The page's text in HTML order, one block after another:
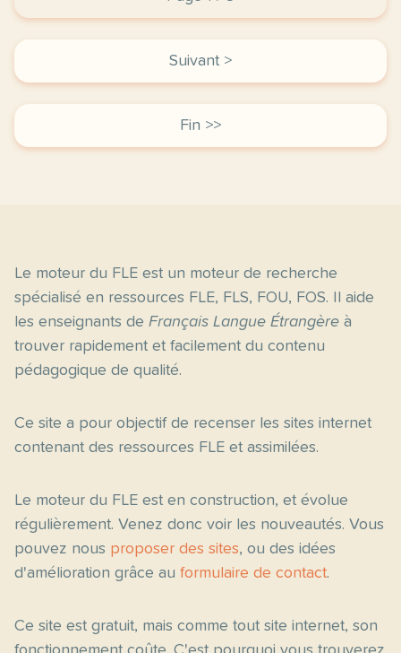
Suivant >
Fin >>
Le moteur du FLE est un moteur de recherche
spécialisé en ressources FLE, FLS, FOU, FOS. Il aide
les enseignants de Français Langue Étrangère à
trouver rapidement et facilement du contenu
pédagogique de qualité.
Ce site a pour objectif de recenser les sites internet
contenant des ressources FLE et assimilées.
Le moteur du FLE est en construction, et évolue
régulièrement. Venez donc voir les nouveautés. Vous
pouvez nous proposer des sites, ou des idées
d'amélioration grâce au formulaire de contact.
Ce site est gratuit, mais comme tout site internet, son